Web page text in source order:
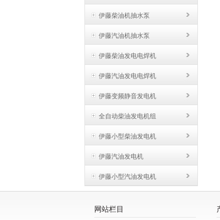
伊藤柴油机抽水泵
伊藤汽油机抽水泵
伊藤柴油发电电焊机
伊藤汽油发电电焊机
伊藤变频静音发电机
全自动柴油发电机组
伊藤小型柴油发电机
伊藤汽油发电机
伊藤小型汽油发电机
网站栏目